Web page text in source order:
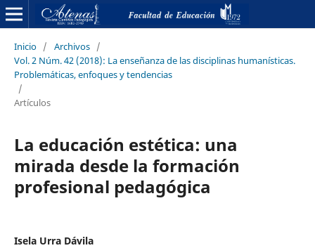
Inicio / Archivos /
Vol. 2 Núm. 42 (2018): La enseñanza de las disciplinas humanísticas.
Problemáticas, enfoques y tendencias
/
Artículos
La educación estética: una
mirada desde la formación
profesional pedagógica
Isela Urra Dávila